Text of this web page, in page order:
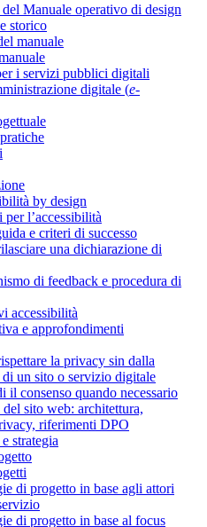
Manuale operativo di design
storico
manuale
i servizi pubblici digitali
digitale (e-
by design
l’accessibilità
e criteri di successo
una dichiarazione di
di feedback e procedura di
accessibilità
e approfondimenti
la privacy sin dalla
di un sito o servizio digitale
il consenso quando necessario
sito web: architettura,
riferimenti DPO
strategia
di progetto in base agli attori
di progetto in base al focus